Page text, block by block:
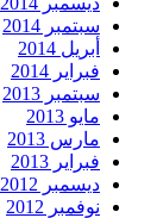
سبتمبر 2014
أبريل 2014
فبراير 2014
سبتمبر 2013
مايو 2013
مارس 2013
فبراير 2013
ديسمبر 2012
نوفمبر 2012